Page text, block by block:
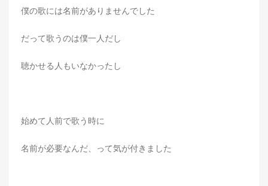
僕の歌には名前がありませんでした
だって歌うのは僕一人だし
聴かせる人もいなかったし
始めて人前で歌う時に
名前が必要なんだ、って気が付きました